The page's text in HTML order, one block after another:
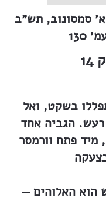
סמסונוב, תש״ב
130
14
בשקט, ואל
רעש. הגביה אחד
מיד פתח וורמסר